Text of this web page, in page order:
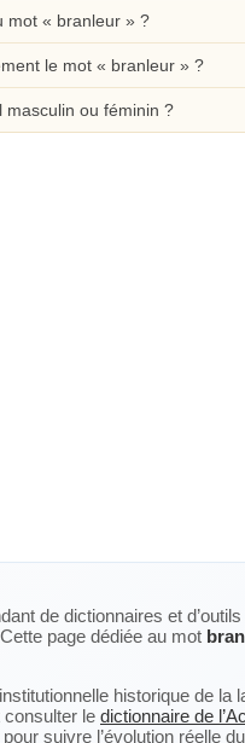
mot « branleur » ?
le mot « branleur » ?
masculin ou féminin ?
de dictionnaires et
page dédiée au mot
historique de la
consulter le dictionnaire de
suivre l’évolution réelle